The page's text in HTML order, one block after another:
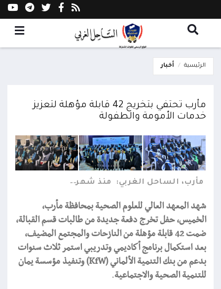
الرئيسية أخبار
مأرب تحتفي بتخريج 42 قابلة مؤهلة لتعزيز
خدمات الأمومة والطفولة
مأرب، الساحل الغربي: منذ شهر
شهد المعهد العالي للعلوم الصحية بمحافظة مأرب،
الخميس، حفل تخرج دفعة جديدة من طالبات قسم القبالة،
ضمت 42 قابلة مؤهلة من النازحات والمجتمع المضيف،
بعد استكمال برنامج أكاديمي وتدريبي استمر ثلاث سنوات
بدعم من بنك التنمية الألماني (KfW) وتنفيذ مؤسسة يمان
للتنمية الصحية والاجتماعية.